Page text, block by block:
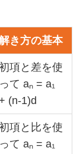
き方の基本
項と差を使
って aₙ = a₁
(n-1)d
項と比を使
って aₙ = a₁